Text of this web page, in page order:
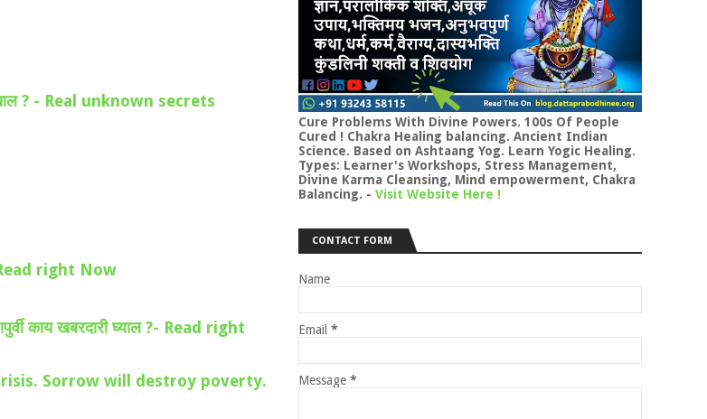
? - Real unknown secrets
Read right Now
काय खबरदारी घ्याल ?- Read right
crisis. Sorrow will destroy poverty.
Cure Problems With Divine Powers. 100s Of People
Cured ! Chakra Healing balancing. Ancient Indian
Science. Based on Ashtaang Yog. Learn Yogic Healing.
Types: Learner's Workshops, Stress Management,
Divine Karma Cleansing, Mind empowerment, Chakra
Balancing. - Visit Website Here !
CONTACT FORM
Name
Email *
Message *